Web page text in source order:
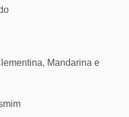
Mandarina e